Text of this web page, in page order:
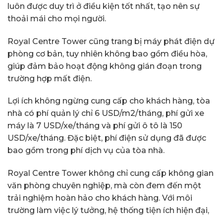
luôn được duy trì ở điều kiện tốt nhất, tạo nên sự
thoải mái cho mọi người.
Royal Centre Tower cũng trang bị máy phát điện dự
phòng cơ bản, tuy nhiên không bao gồm điều hòa,
giúp đảm bảo hoạt động không gián đoạn trong
trường hợp mất điện.
Lợi ích không ngừng cung cấp cho khách hàng, tòa
nhà có phí quản lý chỉ 6 USD/m2/tháng, phí gửi xe
máy là 7 USD/xe/tháng và phí gửi ô tô là 150
USD/xe/tháng. Đặc biệt, phí điện sử dụng đã được
bao gồm trong phí dịch vụ của tòa nhà.
Royal Centre Tower không chỉ cung cấp không gian
văn phòng chuyên nghiệp, mà còn đem đến một
trải nghiệm hoàn hảo cho khách hàng. Với môi
trường làm việc lý tưởng, hệ thống tiện ích hiện đại,